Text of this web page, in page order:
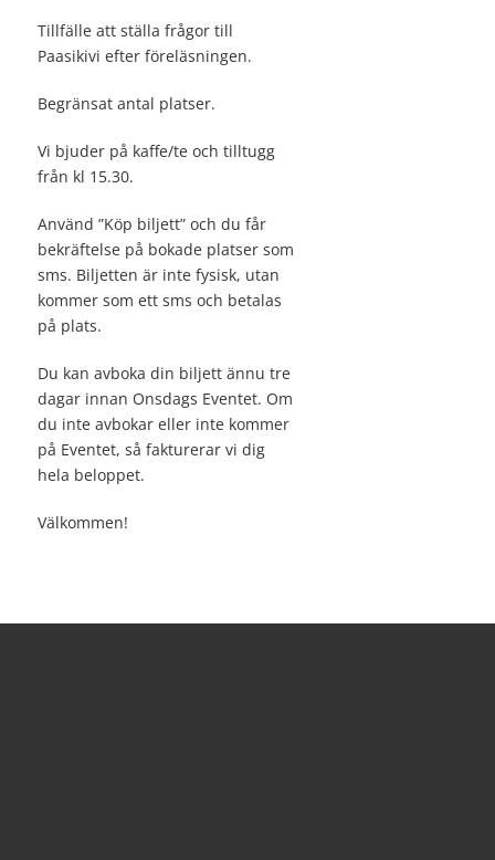
Tillfälle att ställa frågor till
Paasikivi efter föreläsningen.
Begränsat antal platser.
Vi bjuder på kaffe/te och tilltugg
från kl 15.30.
Använd ”Köp biljett” och du får
bekräftelse på bokade platser som
sms. Biljetten är inte fysisk, utan
kommer som ett sms och betalas
på plats.
Du kan avboka din biljett ännu tre
dagar innan Onsdags Eventet. Om
du inte avbokar eller inte kommer
på Eventet, så fakturerar vi dig
hela beloppet.
Välkommen!